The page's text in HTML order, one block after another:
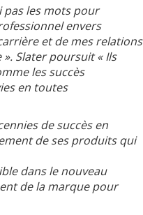
pas les mots pour
envers
et de mes relations
Slater poursuit « Ils
les succès
en toutes
de succès en
de ses produits qui
dans le nouveau
de la marque pour